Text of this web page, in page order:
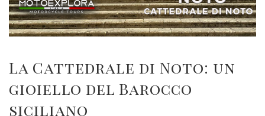
La Cattedrale di Noto: un
gioiello del Barocco
siciliano